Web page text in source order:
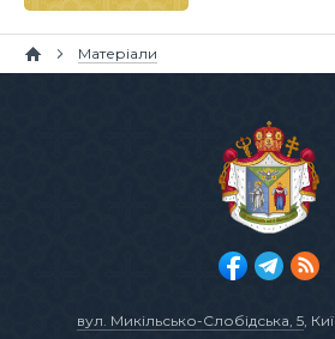
Матеріали
вул. Микільсько-Слобідська, 5,